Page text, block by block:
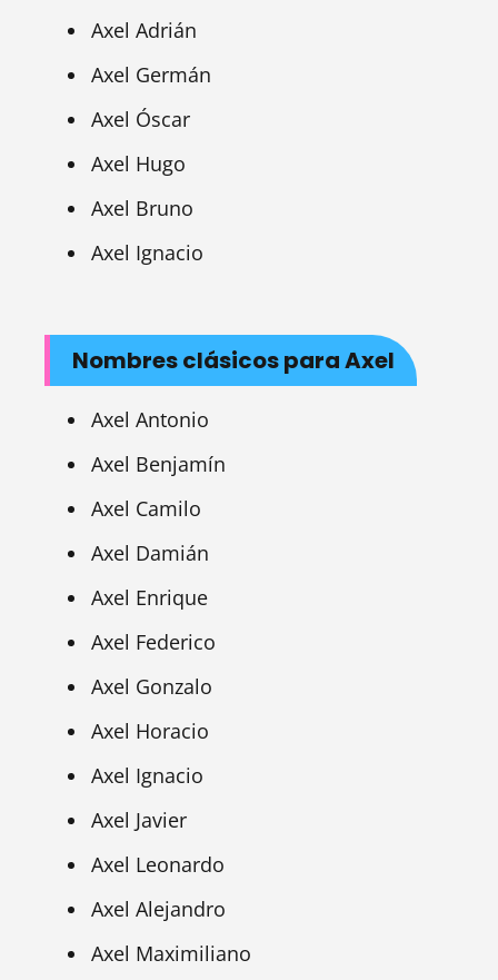
Axel Adrián
Axel Germán
Axel Óscar
Axel Hugo
Axel Bruno
Axel Ignacio
Nombres clásicos para Axel
Axel Antonio
Axel Benjamín
Axel Camilo
Axel Damián
Axel Enrique
Axel Federico
Axel Gonzalo
Axel Horacio
Axel Ignacio
Axel Javier
Axel Leonardo
Axel Alejandro
Axel Maximiliano